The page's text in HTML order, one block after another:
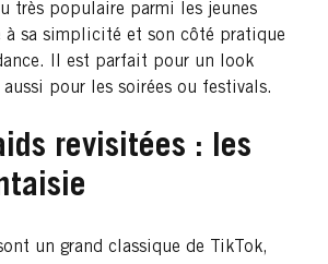
très populaire parmi les jeunes
à sa simplicité et son côté pratique
Il est parfait pour un look
pour les soirées ou festivals.
revisitées : les
un grand classique de TikTok,